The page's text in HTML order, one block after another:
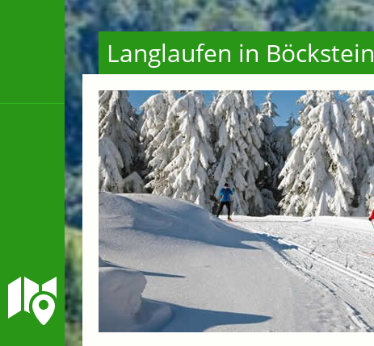
Langlaufen in Böckstein